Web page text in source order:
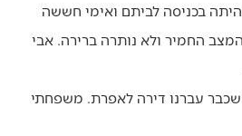
בכניסה לביתם ואימי חששה
החמיר ולא נותרה ברירה. אבי
עברנו דירה לאפרת. משפחתי